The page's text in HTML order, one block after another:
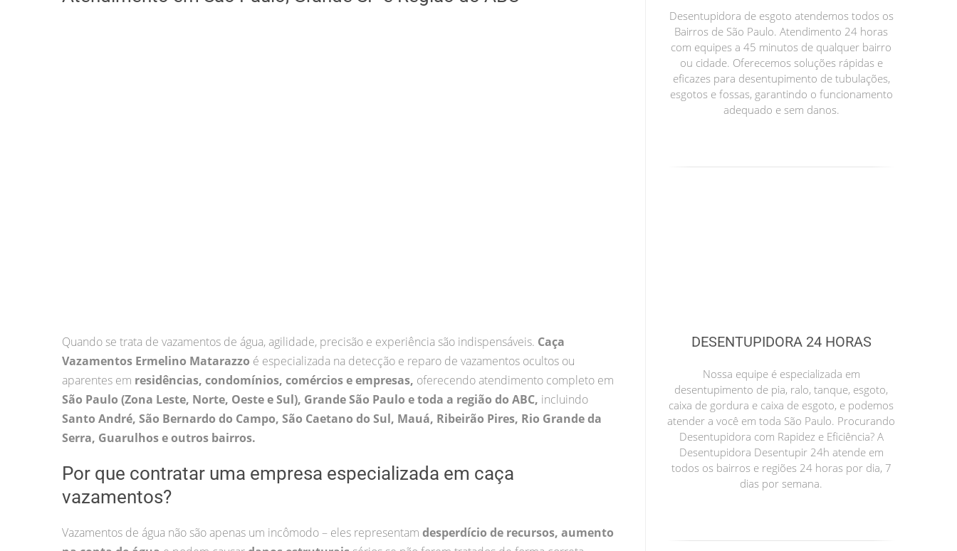
Quando se trata de vazamentos de água, agilidade, precisão e experiência são indispensáveis. Caça
Vazamentos Ermelino Matarazzo é especializada na detecção e reparo de vazamentos ocultos ou
aparentes em residências, condomínios, comércios e empresas, oferecendo atendimento completo em
São Paulo (Zona Leste, Norte, Oeste e Sul), Grande São Paulo e toda a região do ABC, incluindo
Santo André, São Bernardo do Campo, São Caetano do Sul, Mauá, Ribeirão Pires, Rio Grande da
Serra, Guarulhos e outros bairros.
Por que contratar uma empresa especializada em caça
vazamentos?
Vazamentos de água não são apenas um incômodo – eles representam desperdício de recursos, aumento
Desentupidora de esgoto atendemos todos os
Bairros de São Paulo. Atendimento 24 horas
com equipes a 45 minutos de qualquer bairro
ou cidade. Oferecemos soluções rápidas e
eficazes para desentupimento de tubulações,
esgotos e fossas, garantindo o funcionamento
adequado e sem danos.
DESENTUPIDORA 24 HORAS
Nossa equipe é especializada em
desentupimento de pia, ralo, tanque, esgoto,
caixa de gordura e caixa de esgoto, e podemos
atender a você em toda São Paulo. Procurando
Desentupidora com Rapidez e Eficiência? A
Desentupidora Desentupir 24h atende em
todos os bairros e regiões 24 horas por dia, 7
dias por semana.